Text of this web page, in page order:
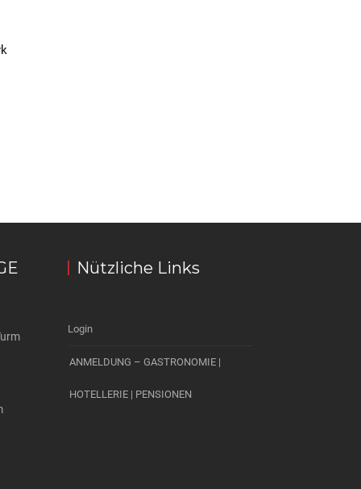
Nützliche Links
Login
ANMELDUNG – GASTRONOMIE |
HOTELLERIE | PENSIONEN